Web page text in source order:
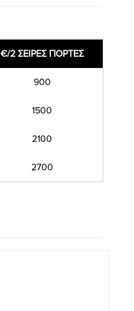
€/2 ΣΕΙΡΕΣ ΠΟΡΤΕΣ
900
1500
2100
2700